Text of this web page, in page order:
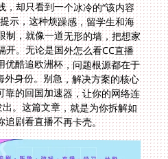
追剧看直播不再卡壳。